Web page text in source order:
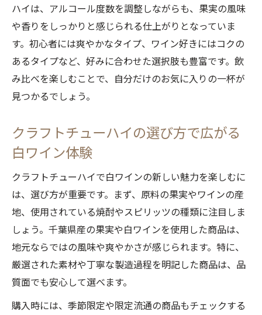
ハイは、アルコール度数を調整しながらも、果実の風味
や香りをしっかりと感じられる仕上がりとなっていま
す。初心者には爽やかなタイプ、ワイン好きにはコクの
あるタイプなど、好みに合わせた選択肢も豊富です。飲
み比べを楽しむことで、自分だけのお気に入りの一杯が
見つかるでしょう。
クラフトチューハイの選び方で広がる
白ワイン体験
クラフトチューハイで白ワインの新しい魅力を楽しむに
は、選び方が重要です。まず、原料の果実やワインの産
地、使用されている焼酎やスピリッツの種類に注目しま
しょう。千葉県産の果実や白ワインを使用した商品は、
地元ならではの風味や爽やかさが感じられます。特に、
厳選された素材や丁寧な製造過程を明記した商品は、品
質面でも安心して選べます。
購入時には、季節限定や限定流通の商品もチェックする